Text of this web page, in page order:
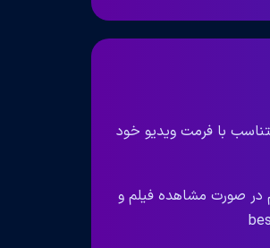
با فرمت ویدیو خود
در صورت مشاهده فیلم و